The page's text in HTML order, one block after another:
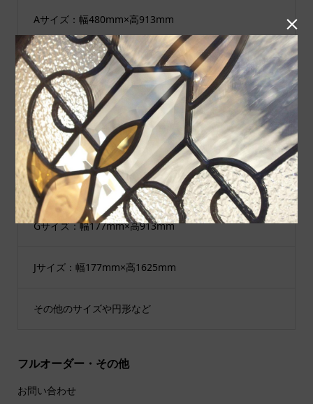
Aサイズ：幅480mm×高913mm
Bサイズ：幅480mm×高1625mm
Cサイズ：幅289mm×高927mm
Dサイズ：幅200mm×高200mm
Eサイズ：幅300mm×高300mm
Gサイズ：幅177mm×高913mm
Jサイズ：幅177mm×高1625mm
その他のサイズや円形など
フルオーダー・その他
お問い合わせ
